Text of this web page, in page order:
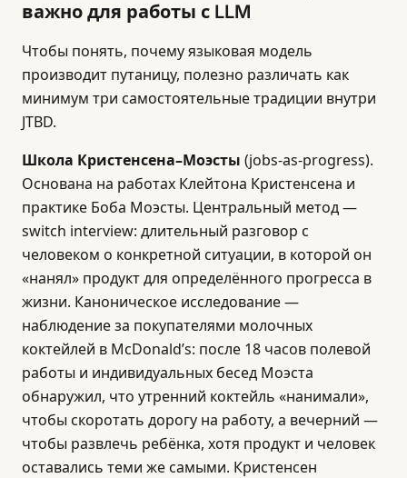
важно для работы с LLM
Чтобы понять, почему языковая модель
производит путаницу, полезно различать как
минимум три самостоятельные традиции внутри
JTBD.
Школа Кристенсена–Моэсты (jobs-as-progress).
Основана на работах Клейтона Кристенсена и
практике Боба Моэсты. Центральный метод —
switch interview: длительный разговор с
человеком о конкретной ситуации, в которой он
«нанял» продукт для определённого прогресса в
жизни. Каноническое исследование —
наблюдение за покупателями молочных
коктейлей в McDonald’s: после 18 часов полевой
работы и индивидуальных бесед Моэста
обнаружил, что утренний коктейль «нанимали»,
чтобы скоротать дорогу на работу, а вечерний —
чтобы развлечь ребёнка, хотя продукт и человек
оставались теми же самыми. Кристенсен